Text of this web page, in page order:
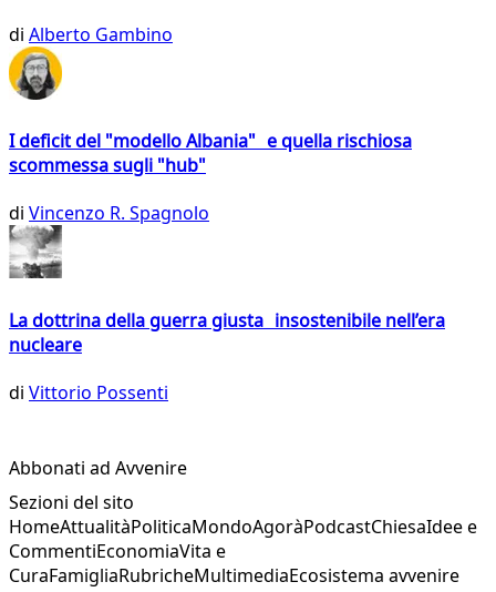
di Alberto Gambino
I deficit del "modello Albania" e quella rischiosa
scommessa sugli "hub"
di Vincenzo R. Spagnolo
La dottrina della guerra giusta insostenibile nell’era
nucleare
di Vittorio Possenti
Abbonati ad Avvenire
Sezioni del sito
HomeAttualitàPoliticaMondoAgoràPodcastChiesaIdee e
CommentiEconomiaVita e
CuraFamigliaRubricheMultimediaEcosistema avvenire